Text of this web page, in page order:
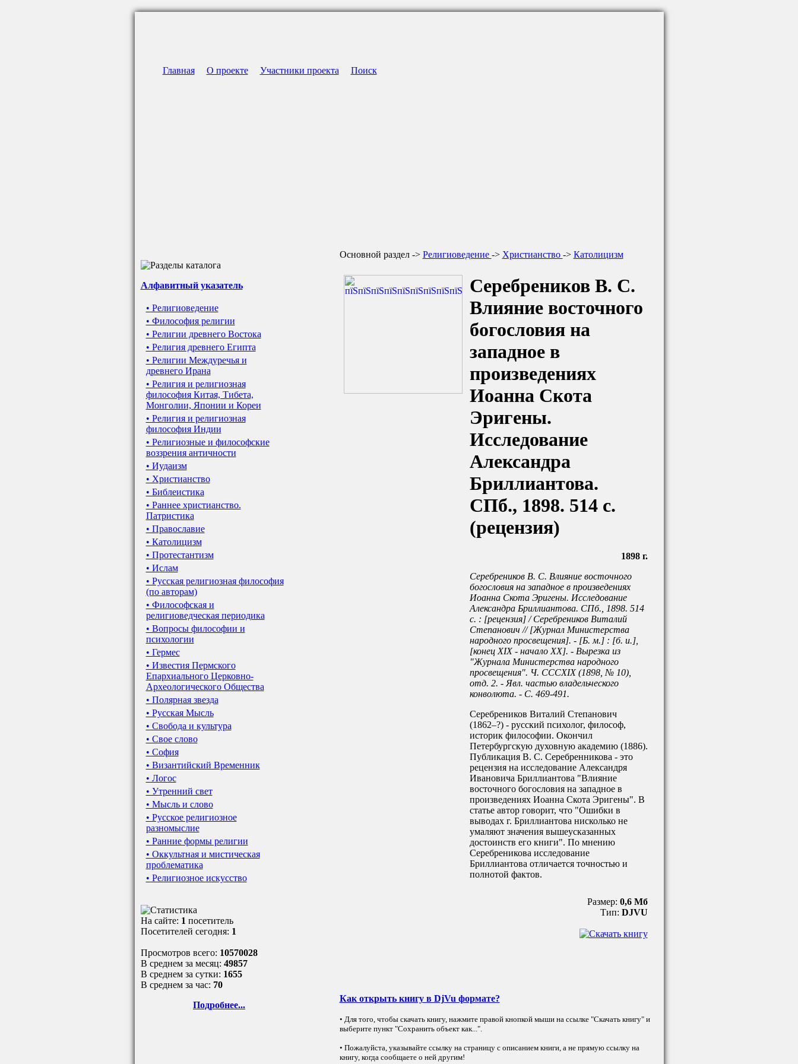
Главная О проекте Участники проекта Поиск
Алфавитный указатель
• Религиоведение
• Философия религии
• Религии древнего Востока
• Религия древнего Египта
• Религии Междуречья и
древнего Ирана
• Религия и религиозная
философия Китая, Тибета,
Монголии, Японии и Кореи
• Религия и религиозная
философия Индии
• Религиозные и философские
воззрения античности
• Иудаизм
• Христианство
• Библеистика
• Раннее христианство.
Патристика
• Православие
• Католицизм
• Протестантизм
• Ислам
• Русская религиозная философия
(по авторам)
• Философская и
религиоведческая периодика
• Вопросы философии и
психологии
• Гермес
• Известия Пермского
Епархиального Церковно-
Археологического Общества
• Полярная звезда
• Русская Мысль
• Свобода и культура
• Свое слово
• София
• Византийский Временник
• Логос
• Утренний свет
• Мысль и слово
• Русское религиозное
разномыслие
• Ранние формы религии
• Оккультная и мистическая
проблематика
• Религиозное искусство
На сайте: 1 посетитель
Посетителей сегодня: 1
Просмотров всего: 10570028
В среднем за месяц: 49857
В среднем за сутки: 1655
В среднем за час: 70
Подробнее...
Основной раздел -> Религиоведение -> Христианство -> Католицизм
Серебреников В. С.
Влияние восточного
богословия на
западное в
произведениях
Иоанна Скота
Эригены.
Исследование
Александра
Бриллиантова.
СПб., 1898. 514 с.
(рецензия)
1898 г.
Серебреников В. С. Влияние восточного
богословия на западное в произведениях
Иоанна Скота Эригены. Исследование
Александра Бриллиантова. СПб., 1898. 514
с. : [рецензия] / Серебреников Виталий
Степанович // [Журнал Министерства
народного просвещения]. - [Б. м.] : [б. и.],
[конец XIX - начало XX]. - Вырезка из
"Журнала Министерства народного
просвещения". Ч. CCCXIX (1898, № 10),
отд. 2. - Явл. частью владельческого
конволюта. - С. 469-491.
Серебреников Виталий Степанович
(1862–?) - русский психолог, философ,
историк философии. Окончил
Петербургскую духовную академию (1886).
Публикация В. С. Серебренникова - это
рецензия на исследование Александря
Ивановича Бриллиантова "Влияние
восточного богословия на западное в
произведениях Иоанна Скота Эригены". В
статье автор говорит, что "Ошибки в
выводах г. Бриллиантова нисколько не
умаляют значения вышеусказанных
достоинств его книги". По мнению
Серебреникова исследование
Бриллиантова отличается точностью и
полнотой фактов.
Размер: 0,6 Мб
Тип: DJVU
Как открыть книгу в DjVu формате?
• Для того, чтобы скачать книгу, нажмите правой кнопкой мыши на ссылке "Скачать книгу" и
выберите пункт "Сохранить объект как...".
• Пожалуйста, указывайте ссылку на страницу с описанием книги, а не прямую ссылку на
книгу, когда сообщаете о ней другим!